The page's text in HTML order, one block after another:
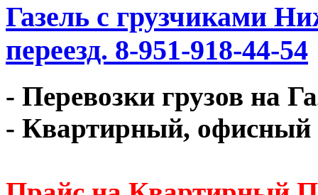
Газель с грузчиками
переезд. 8-951-918-44-54
- Перевозки грузов на
- Квартирный, офисный